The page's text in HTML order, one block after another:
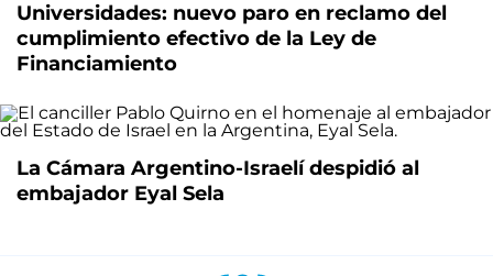
Universidades: nuevo paro en reclamo del
cumplimiento efectivo de la Ley de
Financiamiento
La Cámara Argentino-Israelí despidió al
embajador Eyal Sela